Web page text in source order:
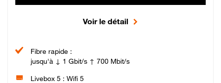
Voir le détail
Fibre rapide :
jusqu'à ↓ 1 Gbit/s ↑ 700 Mbit/s
Livebox 5 : Wifi 5